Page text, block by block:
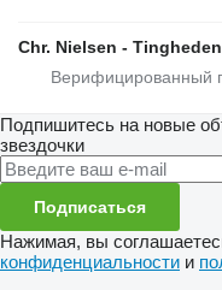
Chr. Nielsen -
Подпишитесь на новые
звездочки
Подписаться
Нажимая, вы
конфиденциальности и